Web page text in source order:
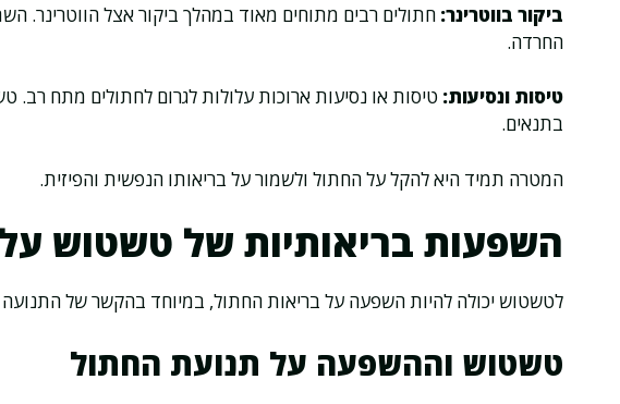
ביקור בווטרינר: חתולים רבים מתוחים מאוד במהלך ביקור אצל
החרדה.
טיסות ונסיעות: טיסות או נסיעות ארוכות עלולות לגרום לחתולים מתח רב.
בתנאים.
המטרה תמיד היא להקל על החתול ולשמור על בריאותו הנפשית והפיזית.
השפעות בריאותיות של טשטוש
לטשטוש יכולה להיות השפעה על בריאות החתול, במיוחד בהקשר של התנועה
טשטוש וההשפעה על תנועת החתול